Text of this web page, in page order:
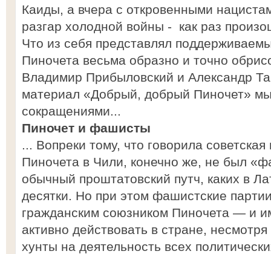
Каиды, а вчера с откровенными
разгар холодной войны - как раз
Что из себя представлял
Пиночета весьма образно и точно
Владимир Прибыловский и Александр
материал «Добрый, добрый Пиночет»
сокращениями...
Пиночет и фашисты
... Вопреки тому, что говорила
Пиночета в Чили, конечно же, не был
обычный проштатовский путч, каких в
десятки. Но при этом фашистские
гражданским союзником Пиночета — и
активно действовать в стране,
хунты на деятельность всех